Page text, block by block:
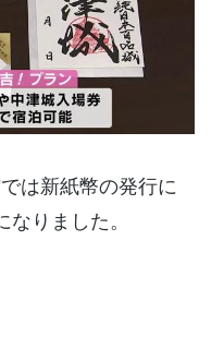
は新紙幣の発行に
りました。